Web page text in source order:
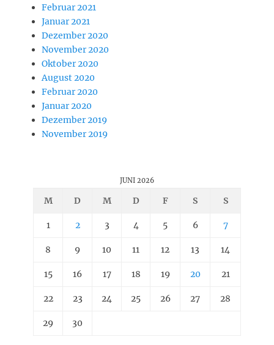
Februar 2021
Januar 2021
Dezember 2020
November 2020
Oktober 2020
August 2020
Februar 2020
Januar 2020
Dezember 2019
November 2019
JUNI 2026
M D M D F S S
1 2 3 4 5 6 7
8 9 10 11 12 13 14
15 16 17 18 19 20 21
22 23 24 25 26 27 28
29 30